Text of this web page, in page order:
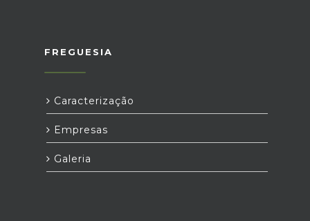
FREGUESIA
Caracterização
Empresas
Galeria